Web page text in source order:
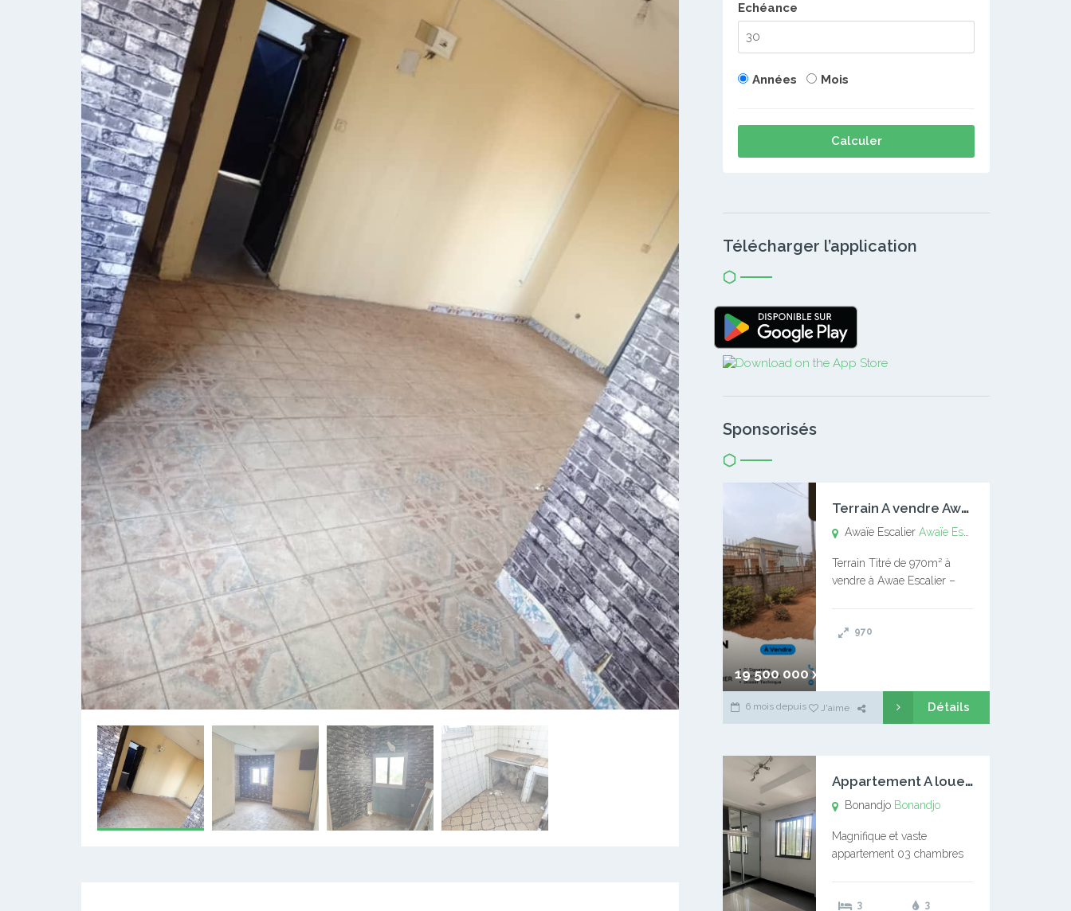
Echéance
Années Mois
Calculer
Télécharger l’application
Sponsorisés
19 500 000 xaf
T
errain A vendre Awaïe Escalier
Awaïe EscalierAwaïe Escalier
Terrain Titré de 970m² à
vendre à Awae Escalier –
l’Université Catholique –
970
6 mois depuis J'aime Détails
A
ppartement A louer Bonandjo
Bonandjo Bonandjo
Magnifique et vaste
appartement 03 chambres
douches 01 vaste salon 01
3
3